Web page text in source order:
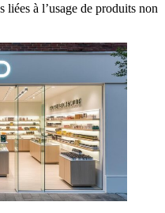
à l’usage de produits non